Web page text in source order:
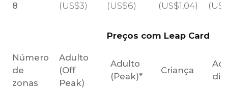
8
(US$3)
(US$6)
(US$1,04)
(
Preços com Leap Card
Número
de
zonas
Adulto
(Off
Peak)
Adulto
(Peak)*
Criança
dia